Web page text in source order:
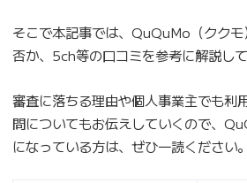
そこで本記事では、QuQuMo（クク
否か、5ch等の口コミを参考に解説して
審査に落ちる理由や個人事業主でも利
問についてもお伝えしていくので、
になっている方は、ぜひ一読ください。